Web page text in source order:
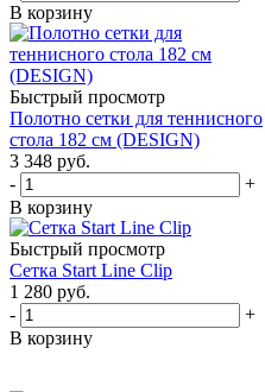
В корзину
Быстрый просмотр
Полотно сетки для теннисного
стола 182 см (DESIGN)
3 348 руб.
-
+
В корзину
Быстрый просмотр
Сетка Start Line Clip
1 280 руб.
-
+
В корзину